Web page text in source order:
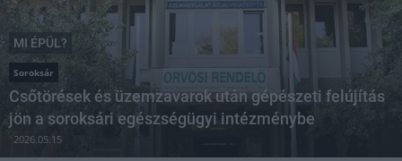
MI ÉPÜL?
Soroksár
Csőtörések és üzemzavarok után gépészeti felújítás
jön a soroksári egészségügyi intézménybe
2026.05.15